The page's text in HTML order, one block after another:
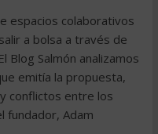
espacios colaborativos
a bolsa a través de
Blog Salmón analizamos
emitía la propuesta,
conflictos entre los
fundador, Adam